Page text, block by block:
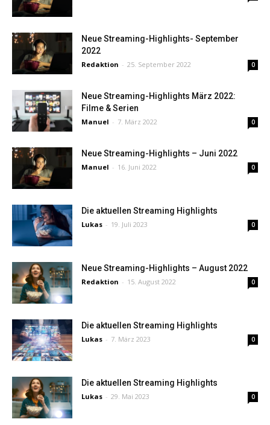
Neue Streaming-Highlights- September
2022
Redaktion - 25. September 2022 0
Neue Streaming-Highlights März 2022:
Filme & Serien
Manuel - 7. März 2022 0
Neue Streaming-Highlights – Juni 2022
Manuel - 16. Juni 2022 0
Die aktuellen Streaming Highlights
Lukas - 19. Juli 2023 0
Neue Streaming-Highlights – August 2022
Redaktion - 15. August 2022 0
Die aktuellen Streaming Highlights
Lukas - 7. März 2023 0
Die aktuellen Streaming Highlights
Lukas - 29. Mai 2023 0